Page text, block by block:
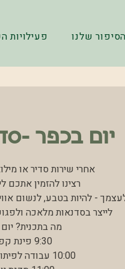
הסיפור שלנו פעילויות
יום בכפר -
- להיות בטבע, לנשום